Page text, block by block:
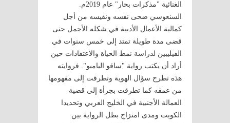
الغنائية "مذكرات بحار" عام 2019م.
السنعوسي ضحى نفسه ونفيسه من أجل
كمالية الأعمال الأدبية في شكله الأجمل حتى
قضى مدة طويلة تمتد إلى خمس سنوات في
الفيليبين لدراسة نمط الحياة والاعتقادات حين
أراد أن يكتب رواية "ساقو البامبو". فروايته
هذه تطرح سؤال الهوية وتطرقت إلى مفهومها
من عمقه كما تطرقت بجرأة إلى قضية
العمالة الأجنبية في الخليج العربي وتحديدا
الكويت ومدى امتزاج بطل الرواية بين